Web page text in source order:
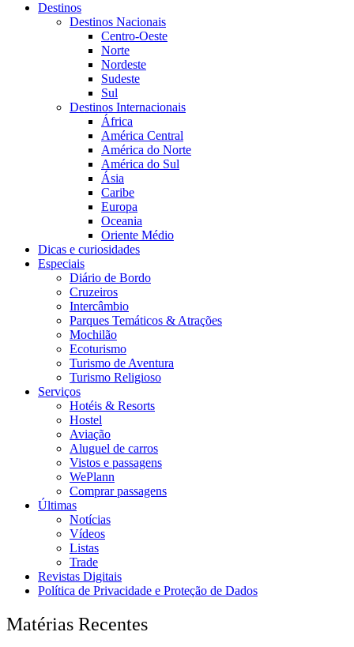
Destinos
Destinos Nacionais
Centro-Oeste
Norte
Nordeste
Sudeste
Sul
Destinos Internacionais
África
América Central
América do Norte
América do Sul
Ásia
Caribe
Europa
Oceania
Oriente Médio
Dicas e curiosidades
Especiais
Diário de Bordo
Cruzeiros
Intercâmbio
Parques Temáticos & Atrações
Mochilão
Ecoturismo
Turismo de Aventura
Turismo Religioso
Serviços
Hotéis & Resorts
Hostel
Aviação
Aluguel de carros
Vistos e passagens
WePlann
Comprar passagens
Últimas
Notícias
Vídeos
Listas
Trade
Revistas Digitais
Política de Privacidade e Proteção de Dados
Matérias Recentes